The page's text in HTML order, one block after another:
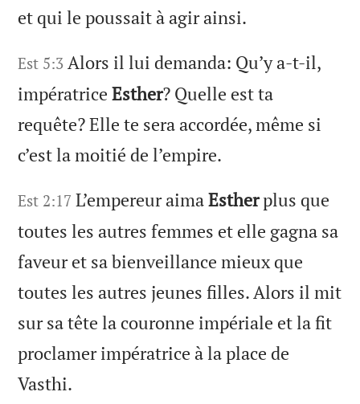
et qui le poussait à agir ainsi.
Est 5:3 Alors il lui demanda: Qu’y a-t-il,
impératriceEsther? Quelle est ta
requête? Elle te sera accordée, même si
c’est la moitié de l’empire.
Est 2:17 L’empereur aimaEstherplus que
toutes les autres femmes et elle gagna sa
faveur et sa bienveillance mieux que
toutes les autres jeunes filles. Alors il mit
sur sa tête la couronne impériale et la fit
proclamer impératrice à la place de
Vasthi.